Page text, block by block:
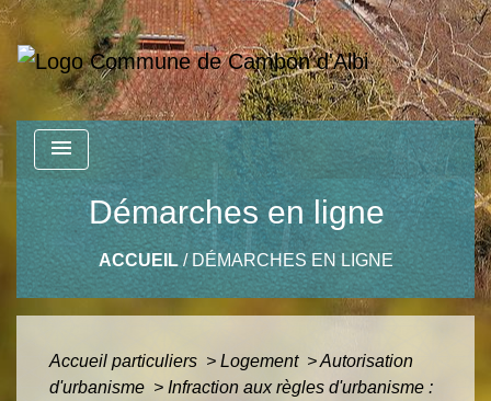
menu
Démarches en ligne
ACCUEIL/ DÉMARCHES EN LIGNE
Accueil particuliers > Logement >Autorisation
d'urbanisme > Infraction aux règles d'urbanisme :